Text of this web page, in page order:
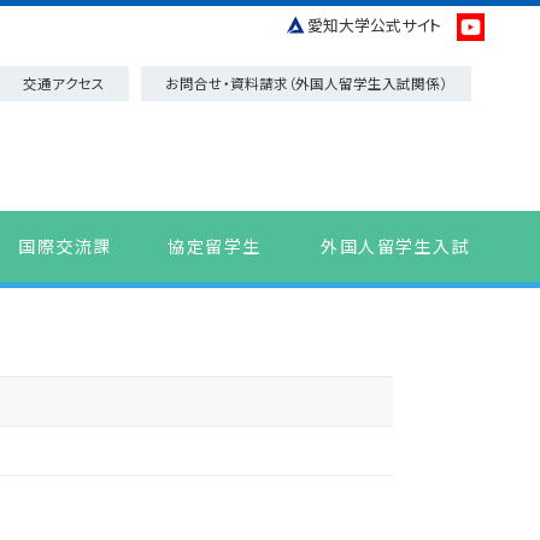
愛知大学公式サイト
交通アクセス お問合せ・資料請求（外国人留学生入試関係）
国際交流課 協定留学生 外国人留学生入試